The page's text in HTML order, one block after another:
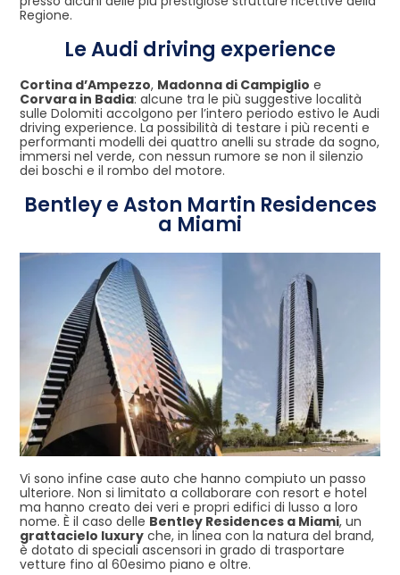
Regione.
Le Audi driving experience
Cortina d’Ampezzo, Madonna di Campiglio e
Corvara in Badia: alcune tra le più suggestive località
sulle Dolomiti accolgono per l’intero periodo estivo le Audi
driving experience. La possibilità di testare i più recenti e
performanti modelli dei quattro anelli su strade da sogno,
immersi nel verde, con nessun rumore se non il silenzio
dei boschi e il rombo del motore.
Bentley e Aston Martin Residences
a Miami
Vi sono infine case auto che hanno compiuto un passo
ulteriore. Non si limitato a collaborare con resort e hotel
ma hanno creato dei veri e propri edifici di lusso a loro
nome. È il caso delle Bentley Residences a Miami, un
grattacielo luxury che, in linea con la natura del brand,
è dotato di speciali ascensori in grado di trasportare
vetture fino al 60esimo piano e oltre.